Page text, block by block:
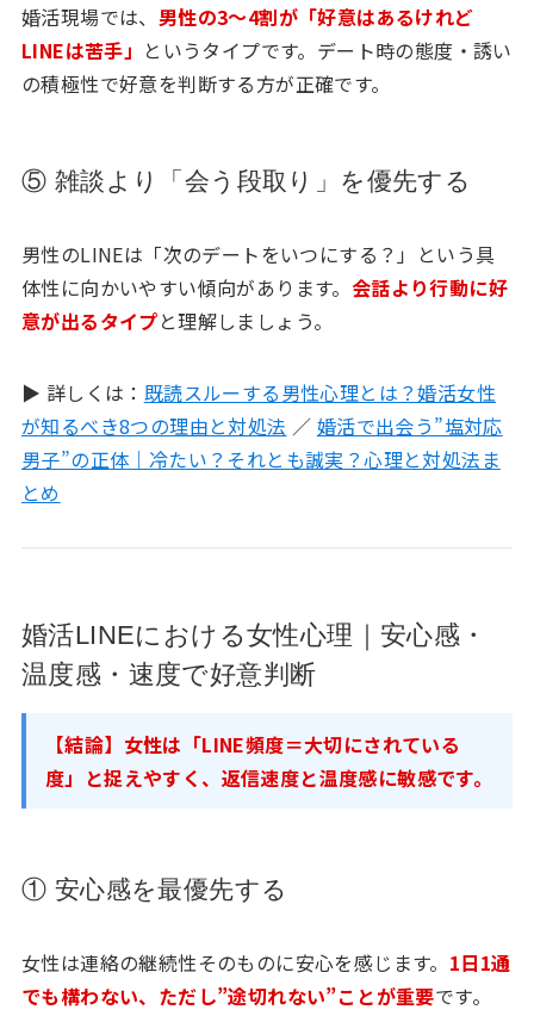
婚活現場では、 男性の3〜4割が「好意はあるけれど
LINEは苦手」 というタイプです。デート時の態度・誘い
の積極性で好意を判断する方が正確です。
⑤ 雑談より「会う段取り」を優先する
男性のLINEは「次のデートをいつにする？」という具
体性に向かいやすい傾向があります。 会話より行動に好
意が出るタイプと理解しましょう。
▶ 詳しくは： 既読スルーする男性心理とは？婚活女性
が知るべき8つの理由と対処法 ／ 婚活で出会う”塩対応
男子”の正体｜冷たい？それとも誠実？心理と対処法ま
とめ
婚活LINEにおける女性心理｜安心感・
温度感・速度で好意判断
【結論】女性は「LINE頻度＝大切にされている
度」と捉えやすく、返信速度と温度感に敏感です。
① 安心感を最優先する
女性は連絡の継続性そのものに安心を感じます。 1日1通
でも構わない、ただし”途切れない”ことが重要です。